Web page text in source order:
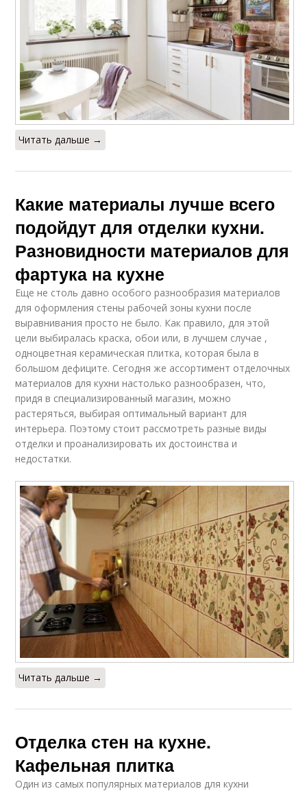
Читать дальше →
Какие материалы лучше всего
подойдут для отделки кухни.
Разновидности материалов для
фартука на кухне
Еще не столь давно особого разнообразия материалов
для оформления стены рабочей зоны кухни после
выравнивания просто не было. Как правило, для этой
цели выбиралась краска, обои или, в лучшем случае ,
одноцветная керамическая плитка, которая была в
большом дефиците. Сегодня же ассортимент отделочных
материалов для кухни настолько разнообразен, что,
придя в специализированный магазин, можно
растеряться, выбирая оптимальный вариант для
интерьера. Поэтому стоит рассмотреть разные виды
отделки и проанализировать их достоинства и
недостатки.
Читать дальше →
Отделка стен на кухне.
Кафельная плитка
Один из самых популярных материалов для кухни